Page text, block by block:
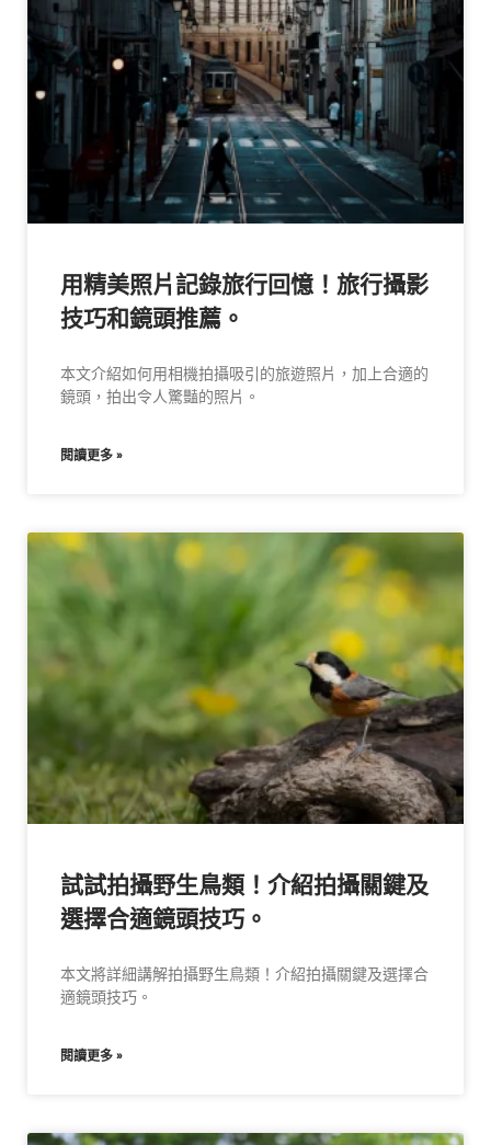
用精美照片記錄旅行回憶！旅行攝影
技巧和鏡頭推薦。
本文介紹如何用相機拍攝吸引的旅遊照片，加上合適的
鏡頭，拍出令人驚豔的照片。
閱讀更多 »
試試拍攝野生鳥類！介紹拍攝關鍵及
選擇合適鏡頭技巧。
本文將詳細講解拍攝野生鳥類！介紹拍攝關鍵及選擇合
適鏡頭技巧。
閱讀更多 »